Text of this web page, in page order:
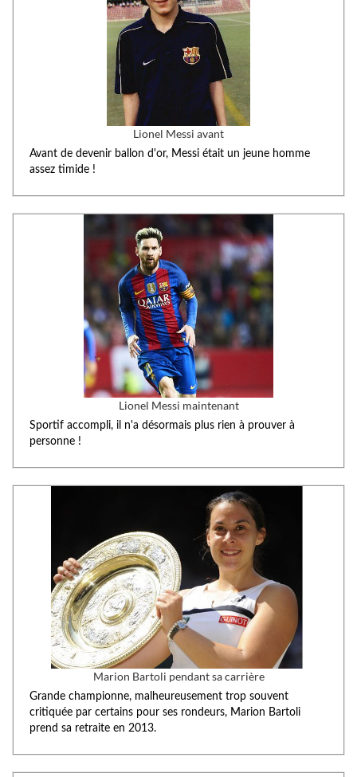
Lionel Messi avant
Avant de devenir ballon d'or, Messi était un jeune homme
assez timide !
Lionel Messi maintenant
Sportif accompli, il n'a désormais plus rien à prouver à
personne !
Marion Bartoli pendant sa carrière
Grande championne, malheureusement trop souvent
critiquée par certains pour ses rondeurs, Marion Bartoli
prend sa retraite en 2013.